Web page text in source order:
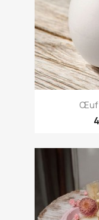
Œuf